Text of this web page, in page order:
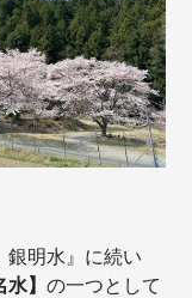
銀明水』に続い
】 の一つとして